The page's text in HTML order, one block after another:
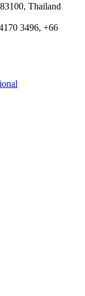
Thailand
3496, +66